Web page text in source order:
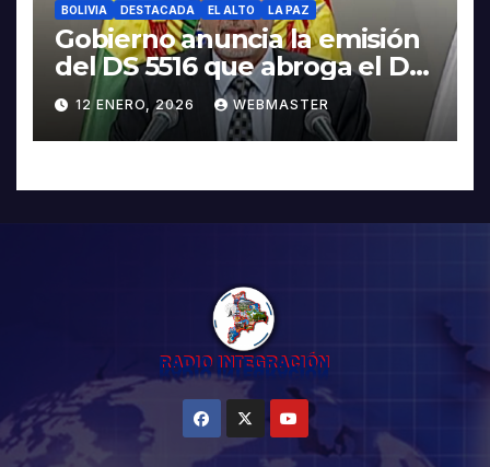
BOLIVIA DESTACADA EL ALTO LA PAZ
Gobierno anuncia la emisión
del DS 5516 que abroga el DS
5503
12 ENERO, 2026 WEBMASTER